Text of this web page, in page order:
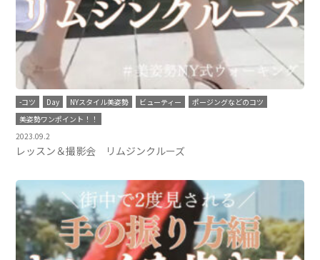
-コツ Day NYスタイル美姿勢 ビューティー
ポージングなどのコツ
美姿勢ワンポイント！！
2023.09.2
レッスン＆撮影会 リムジンクルーズ